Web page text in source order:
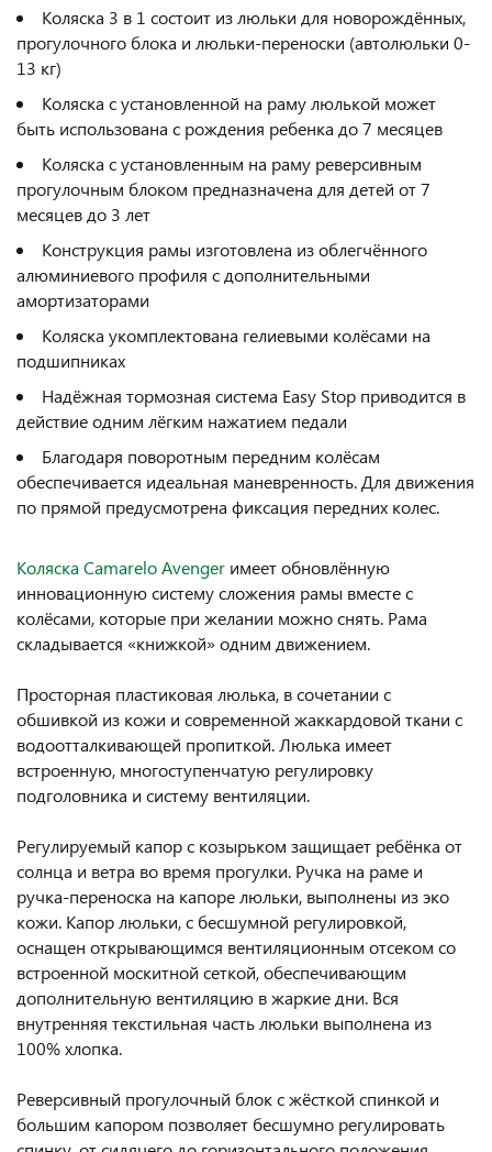
Коляска 3 в 1 состоит из люльки для новорождённых,
прогулочного блока и люльки-переноски (автолюльки 0-
13 кг)
Коляска с установленной на раму люлькой может
быть использована с рождения ребенка до 7 месяцев
Коляска с установленным на раму реверсивным
прогулочным блоком предназначена для детей от 7
месяцев до 3 лет
Конструкция рамы изготовлена из облегчённого
алюминиевого профиля с дополнительными
амортизаторами
Коляска укомплектована гелиевыми колёсами на
подшипниках
Надёжная тормозная система Easy Stop приводится в
действие одним лёгким нажатием педали
Благодаря поворотным передним колёсам
обеспечивается идеальная маневренность. Для движения
по прямой предусмотрена фиксация передних колес.
Коляска Camarelo Avenger имеет обновлённую
инновационную систему сложения рамы вместе с
колёсами, которые при желании можно снять. Рама
складывается «книжкой» одним движением.
Просторная пластиковая люлька, в сочетании с
обшивкой из кожи и современной жаккардовой ткани с
водоотталкивающей пропиткой. Люлька имеет
встроенную, многоступенчатую регулировку
подголовника и систему вентиляции.
Регулируемый капор с козырьком защищает ребёнка от
солнца и ветра во время прогулки. Ручка на раме и
ручка-переноска на капоре люльки, выполнены из эко
кожи. Капор люльки, с бесшумной регулировкой,
оснащен открывающимся вентиляционным отсеком со
встроенной москитной сеткой, обеспечивающим
дополнительную вентиляцию в жаркие дни. Вся
внутренняя текстильная часть люльки выполнена из
100% хлопка.
Реверсивный прогулочный блок с жёсткой спинкой и
большим капором позволяет бесшумно регулировать